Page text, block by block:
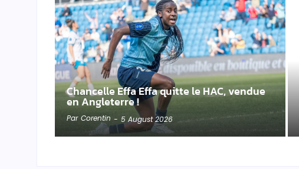
Chancelle Effa Effa quitte le HAC, vendue
en Angleterre !
Par Corentin - 5 August 2026